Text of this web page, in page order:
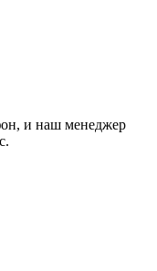
и наш менеджер